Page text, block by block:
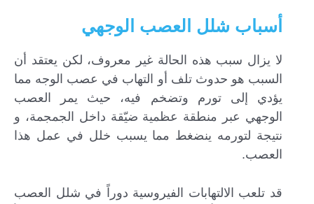
أسباب شلل العصب الوجهي
لا يزال سبب هذه الحالة غير معروف، لكن يعتقد أن
السبب هو حدوث تلف أو التهاب في عصب الوجه مما
يؤدي إلى تورم وتضخم فيه، حيث يمر العصب
الوجهي عبر منطقة عظمية ضيّقة داخل الجمجمة، و
نتيجة لتورمه ينضغط مما يسبب خلل في عمل هذا
العصب.
قد تلعب الالتهابات الفيروسية دوراً في شلل العصب